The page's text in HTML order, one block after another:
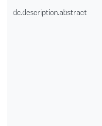
dc.description.abstract